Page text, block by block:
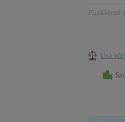
Püsikliendi
Lisa